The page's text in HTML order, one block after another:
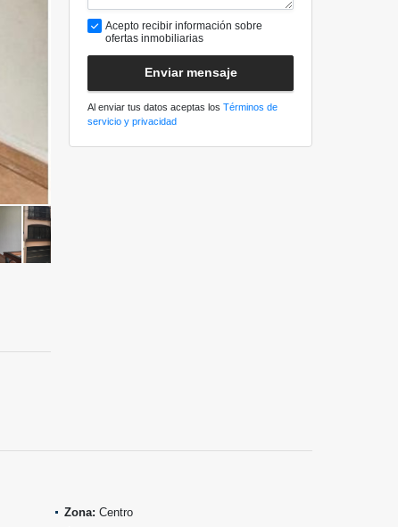
Acepto recibir información sobre
ofertas inmobiliarias
Enviar mensaje
Al enviar tus datos aceptas los Términos de
servicio y privacidad
Zona: Centro